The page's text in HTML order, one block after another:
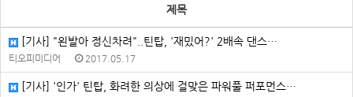
제목
[기사] "왼발아 정신차려"..틴탑, '재밌어?' 2배속 댄스…
티오피미디어 2017.05.17
[기사] '인가' 틴탑, 화려한 의상에 걸맞은 파워풀 퍼포먼스…